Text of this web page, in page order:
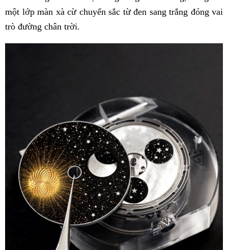
một lớp màn xà cừ chuyển sắc từ đen sang trắng đóng vai
trò đường chân trời.